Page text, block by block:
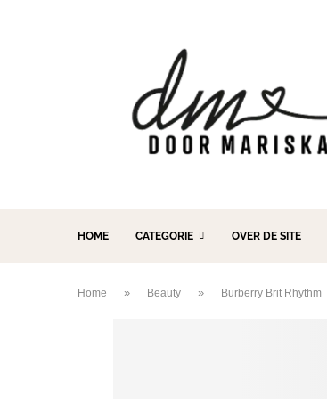
HOME CATEGORIE OVER DE SITE
Home » Beauty » Burberry Brit Rhythm